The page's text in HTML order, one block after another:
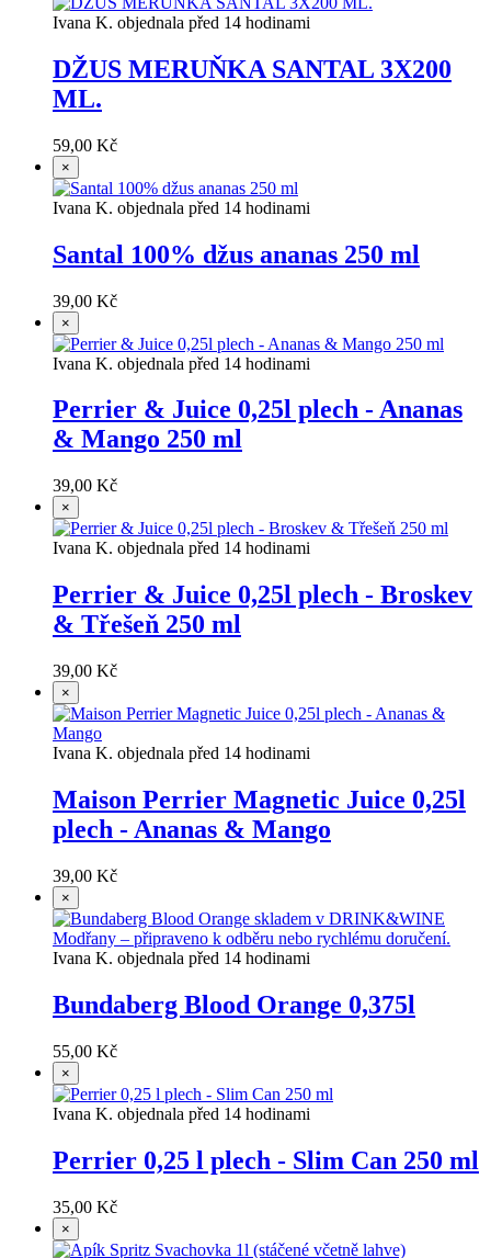
Ivana K. objednala před 14 hodinami
DŽUS MERUŇKA SANTAL 3X200
ML.
59,00 Kč
×
Ivana K. objednala před 14 hodinami
Santal 100% džus ananas 250 ml
39,00 Kč
×
Ivana K. objednala před 14 hodinami
Perrier & Juice 0,25l plech - Ananas
& Mango 250 ml
39,00 Kč
×
Ivana K. objednala před 14 hodinami
Perrier & Juice 0,25l plech - Broskev
& Třešeň 250 ml
39,00 Kč
×
Ivana K. objednala před 14 hodinami
Maison Perrier Magnetic Juice 0,25l
plech - Ananas & Mango
39,00 Kč
×
Ivana K. objednala před 14 hodinami
Bundaberg Blood Orange 0,375l
55,00 Kč
×
Ivana K. objednala před 14 hodinami
Perrier 0,25 l plech - Slim Can 250 ml
35,00 Kč
×